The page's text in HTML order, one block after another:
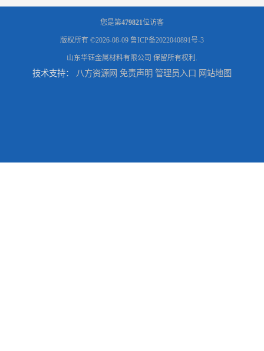
您是第479821位访客
版权所有 ©2026-08-09 鲁ICP备2022040891号-3
山东华钰金属材料有限公司 保留所有权利.
技术支持： 八方资源网 免责声明 管理员入口 网站地图